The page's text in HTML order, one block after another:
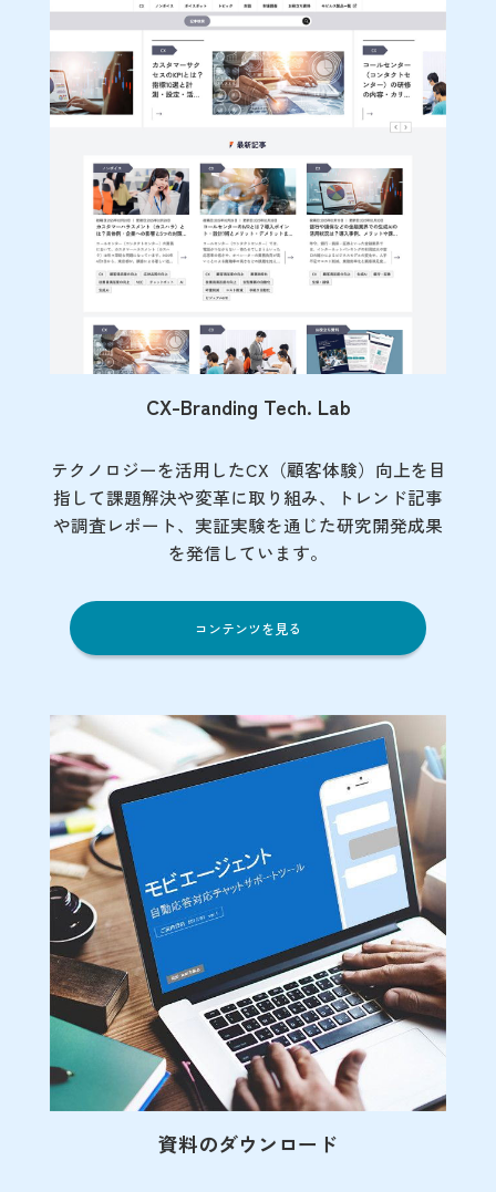
CX-Branding Tech. Lab
テクノロジーを活用したCX（顧客体験）向上を目
指して課題解決や変革に取り組み、トレンド記事
や調査レポート、実証実験を通じた研究開発成果
を発信しています。
コンテンツを見る
資料のダウンロード